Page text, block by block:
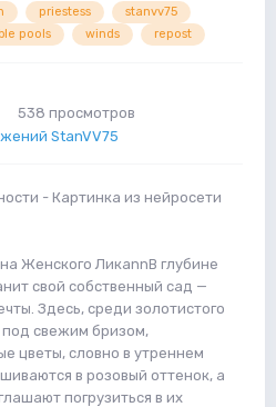
priestess
stanvv75
pools winds repost
538 просмотров
StanVV75
- Картинка из нейросети
Женского ЛикаnnВ глубине
свой собственный сад —
Здесь, среди золотистого
под свежим бризом,
цветы, словно в утреннем
в розовый оттенок, а
погрузиться в их